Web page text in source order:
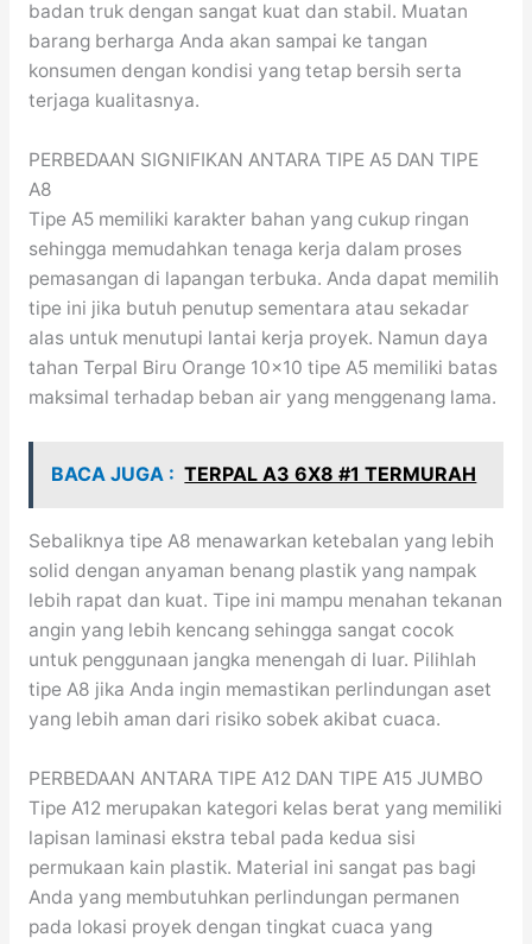
badan truk dengan sangat kuat dan stabil. Muatan
barang berharga Anda akan sampai ke tangan
konsumen dengan kondisi yang tetap bersih serta
terjaga kualitasnya.
PERBEDAAN SIGNIFIKAN ANTARA TIPE A5 DAN TIPE
A8
Tipe A5 memiliki karakter bahan yang cukup ringan
sehingga memudahkan tenaga kerja dalam proses
pemasangan di lapangan terbuka. Anda dapat memilih
tipe ini jika butuh penutup sementara atau sekadar
alas untuk menutupi lantai kerja proyek. Namun daya
tahan Terpal Biru Orange 10×10 tipe A5 memiliki batas
maksimal terhadap beban air yang menggenang lama.
BACA JUGA : TERPAL A3 6X8 #1 TERMURAH
Sebaliknya tipe A8 menawarkan ketebalan yang lebih
solid dengan anyaman benang plastik yang nampak
lebih rapat dan kuat. Tipe ini mampu menahan tekanan
angin yang lebih kencang sehingga sangat cocok
untuk penggunaan jangka menengah di luar. Pilihlah
tipe A8 jika Anda ingin memastikan perlindungan aset
yang lebih aman dari risiko sobek akibat cuaca.
PERBEDAAN ANTARA TIPE A12 DAN TIPE A15 JUMBO
Tipe A12 merupakan kategori kelas berat yang memiliki
lapisan laminasi ekstra tebal pada kedua sisi
permukaan kain plastik. Material ini sangat pas bagi
Anda yang membutuhkan perlindungan permanen
pada lokasi proyek dengan tingkat cuaca yang